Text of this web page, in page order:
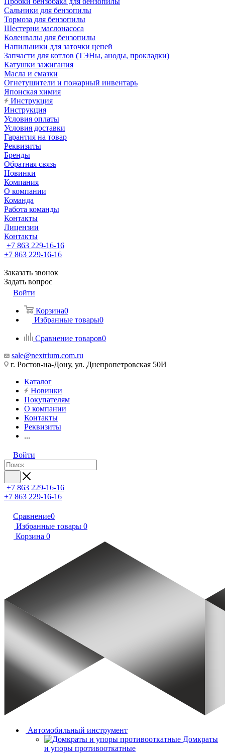
Сальники для бензопилы
Тормоза для бензопилы
Шестерни маслонасоса
Коленвалы для бензопилы
Напильники для заточки цепей
Запчасти для котлов (ТЭНы, аноды, прокладки)
Катушки зажигания
Масла и смазки
Огнетушители и пожарный инвентарь
Японская химия
Инструкция
Инструкция
Условия оплаты
Условия доставки
Гарантия на товар
Реквизиты
Бренды
Обратная связь
Новинки
Компания
О компании
Команда
Работа команды
Контакты
Лицензии
Контакты
+7 863 229-16-16
+7 863 229-16-16
Заказать звонок
Задать вопрос
Войти
Корзина0
Избранные товары0
Сравнение товаров0
sale@nextrium.com.ru
г. Ростов-на-Дону, ул. Днепропетровская 50И
Каталог
Новинки
Покупателям
О компании
Контакты
Реквизиты
...
Войти
+7 863 229-16-16
+7 863 229-16-16
Сравнение0
Избранные товары 0
Корзина 0
Автомобильный инструмент
Домкраты
и упоры противооткатные